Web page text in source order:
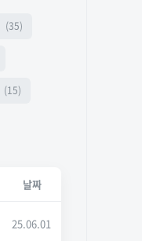
(35)
(15)
날짜
25.06.01